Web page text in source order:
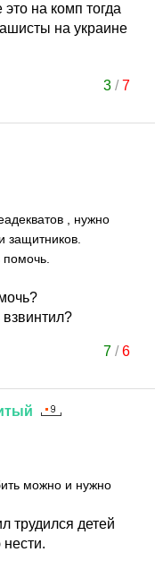
на комп тогда
на украине
3/7
, нужно
защитников.
7/6
можно и нужно
трудился детей